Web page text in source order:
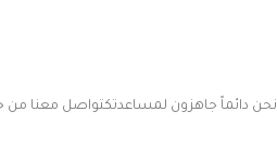
نحن دائماً جاهزون لمساعدتكتواصل معنا من